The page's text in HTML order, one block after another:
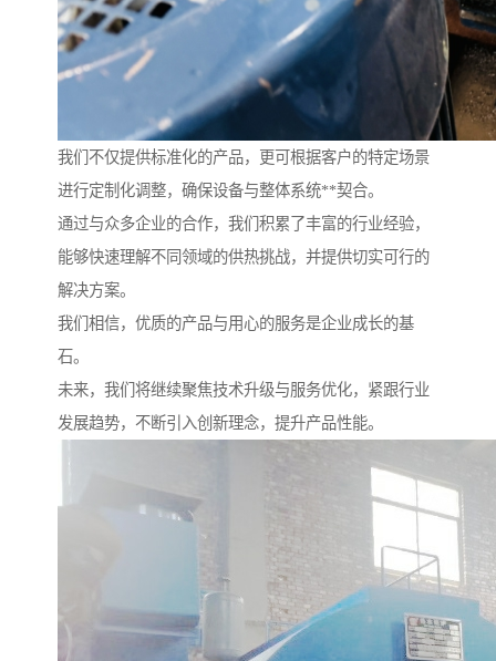
我们不仅提供标准化的产品，更可根据客户的特定场景
进行定制化调整，确保设备与整体系统**契合。
通过与众多企业的合作，我们积累了丰富的行业经验，
能够快速理解不同领域的供热挑战，并提供切实可行的
解决方案。
我们相信，优质的产品与用心的服务是企业成长的基
石。
未来，我们将继续聚焦技术升级与服务优化，紧跟行业
发展趋势，不断引入创新理念，提升产品性能。